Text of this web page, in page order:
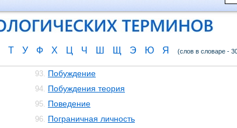
Т У Ф Х Ц Ч Ш Щ Э Ю Я (слов в словаре -
93. Побуждение
94. Побуждения теория
95. Поведение
96. Пограничная личность